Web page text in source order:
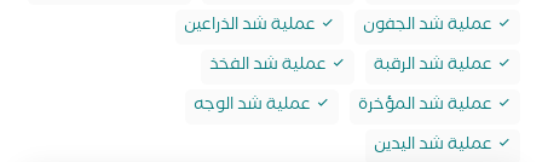
عملية شد الجفون
عملية شد الذراعين
عملية شد الرقبة
عملية شد الفخذ
عملية شد المؤخرة
عملية شد الوجه
عملية شد اليدين